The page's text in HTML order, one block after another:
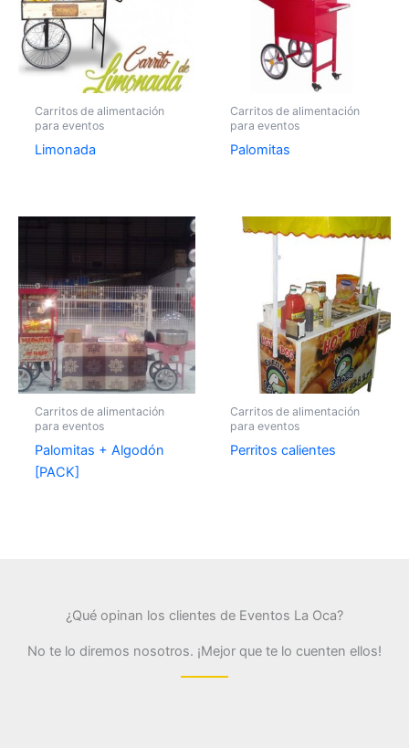
Carritos de alimentación
para eventos
Limonada
Carritos de alimentación
para eventos
Palomitas
Carritos de alimentación
para eventos
Palomitas + Algodón
[PACK]
Carritos de alimentación
para eventos
Perritos calientes
¿Qué opinan los clientes de Eventos La Oca?
No te lo diremos nosotros. ¡Mejor que te lo cuenten ellos!